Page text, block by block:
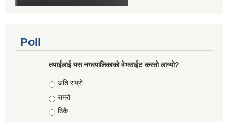
Poll
तपाईलाई यस नगरपालिकाको वेभसाईट कस्तो लाग्यो?
Choices
अति राम्रो
राम्रो
ठिकै